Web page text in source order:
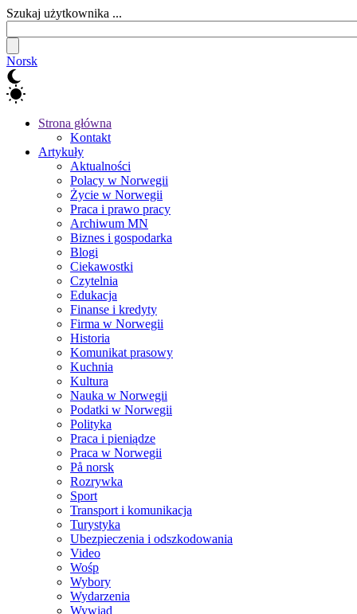
Szukaj użytkownika ...
Norsk
Strona główna
Kontakt
Artykuły
Aktualności
Polacy w Norwegii
Życie w Norwegii
Praca i prawo pracy
Archiwum MN
Biznes i gospodarka
Blogi
Ciekawostki
Czytelnia
Edukacja
Finanse i kredyty
Firma w Norwegii
Historia
Komunikat prasowy
Kuchnia
Kultura
Nauka w Norwegii
Podatki w Norwegii
Polityka
Praca i pieniądze
Praca w Norwegii
På norsk
Rozrywka
Sport
Transport i komunikacja
Turystyka
Ubezpieczenia i odszkodowania
Video
Wośp
Wybory
Wydarzenia
Wywiad